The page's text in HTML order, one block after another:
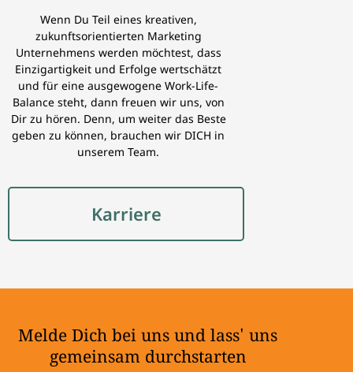
Wenn Du Teil eines kreativen,
zukunftsorientierten Marketing
Unternehmens werden möchtest, dass
Einzigartigkeit und Erfolge wertschätzt
und für eine ausgewogene Work-Life-
Balance steht, dann freuen wir uns, von
Dir zu hören. Denn, um weiter das Beste
geben zu können, brauchen wir DICH in
unserem Team.
Karriere
Melde Dich bei uns und lass' uns
gemeinsam durchstarten